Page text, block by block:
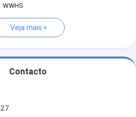
WWHS
Veja mais
Contacto